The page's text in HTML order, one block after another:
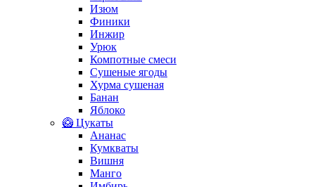
Изюм
Финики
Инжир
Урюк
Компотные смеси
Сушеные ягоды
Хурма сушеная
Банан
Яблоко
🥝 Цукаты
Ананас
Кумкваты
Вишня
Манго